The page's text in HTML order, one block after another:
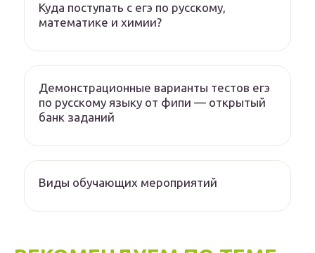
Куда поступать с егэ по русскому,
математике и химии?
Демонстрационные варианты тестов егэ
по русскому языку от фипи — открытый
банк заданий
Виды обучающих мероприятий